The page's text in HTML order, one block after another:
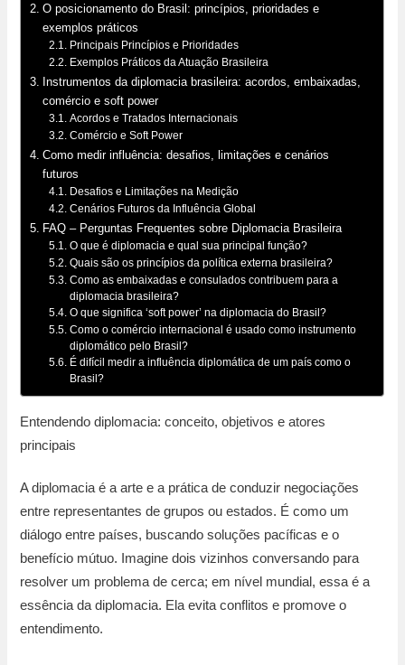
O posicionamento do Brasil: princípios, prioridades e
exemplos práticos
Principais Princípios e Prioridades
Exemplos Práticos da Atuação Brasileira
Instrumentos da diplomacia brasileira: acordos, embaixadas,
comércio e soft power
Acordos e Tratados Internacionais
Comércio e Soft Power
Como medir influência: desafios, limitações e cenários
futuros
Desafios e Limitações na Medição
Cenários Futuros da Influência Global
FAQ – Perguntas Frequentes sobre Diplomacia Brasileira
O que é diplomacia e qual sua principal função?
Quais são os princípios da política externa brasileira?
Como as embaixadas e consulados contribuem para a
diplomacia brasileira?
O que significa ‘soft power’ na diplomacia do Brasil?
Como o comércio internacional é usado como instrumento
diplomático pelo Brasil?
É difícil medir a influência diplomática de um país como o
Brasil?
Entendendo diplomacia: conceito, objetivos e atores
principais
A diplomacia é a arte e a prática de conduzir negociações
entre representantes de grupos ou estados. É como um
diálogo entre países, buscando soluções pacíficas e o
benefício mútuo. Imagine dois vizinhos conversando para
resolver um problema de cerca; em nível mundial, essa é a
essência da diplomacia. Ela evita conflitos e promove o
entendimento.